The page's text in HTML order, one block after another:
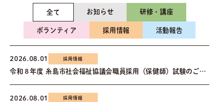
全て お知らせ 研修・講座
ボランティア 採用情報 活動報告
2026.08.01 採用情報
令和８年度 糸島市社会福祉協議会職員採用（保健師）試験のご案内
2026.08.01 採用情報